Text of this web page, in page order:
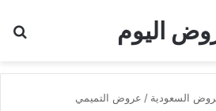
اليوم
السعودية / عروض التميمي